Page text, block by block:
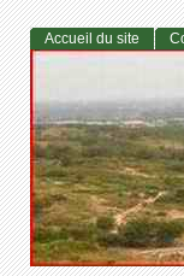
Accueil du site